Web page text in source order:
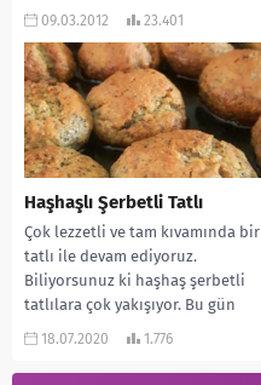
bir tabir vardır ya, iste...
09.03.2012 23.401
Haşhaşlı Şerbetli Tatlı
Çok lezzetli ve tam kıvamında bir
tatlı ile devam ediyoruz.
Biliyorsunuz ki haşhaş şerbetli
tatlılara çok yakışıyor. Bu gün
de...
18.07.2020 1.776